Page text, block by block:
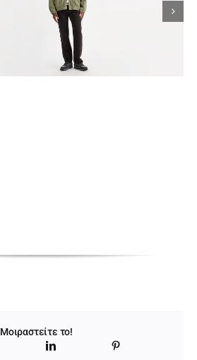
Μοιραστείτε το!